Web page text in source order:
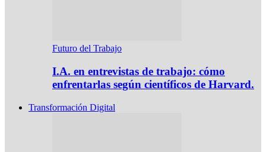
Futuro del Trabajo
I.A. en entrevistas de trabajo: cómo
enfrentarlas según científicos de Harvard.
Transformación Digital